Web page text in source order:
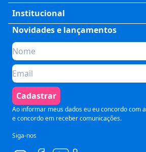
Humanas
Saúde
Tecnologia
Preparatórios
Comunicação
Pós Graduação
Meus Cursos
Fale Conosco
Perguntas Frequentes
Formas de Pagamento
Política de Cancelamento
Termos de Uso
Segurança e Privacidade
Institucional
Quem somos
Planos de assinatura
Para Empresas
Seja um parceiro
Blog
Novidades e lançamentos
Cadastrar
Ao informar meus dados eu eu concordo com a
e concordo em receber comunicações.
Siga-nos